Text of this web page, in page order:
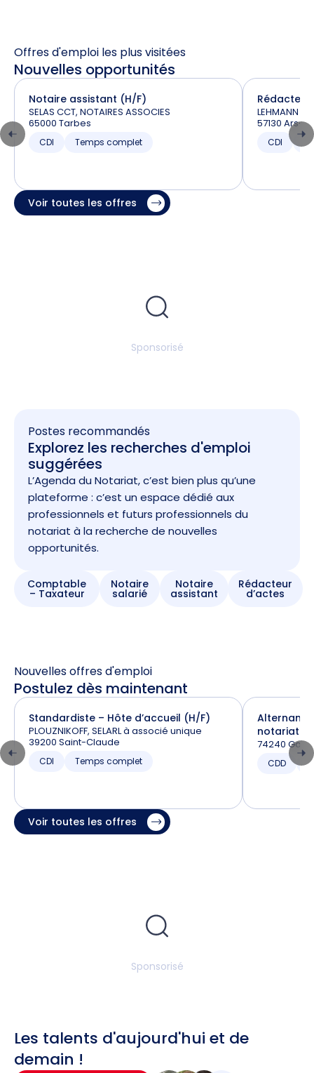
Offres d'emploi les plus visitées
Nouvelles opportunités
Notaire assistant (H/F)
SELAS CCT, NOTAIRES ASSOCIES
65000 Tarbes
CDI Temps complet
Rédacteur
LEHMANN
57130 Ars-
CDI
Voir toutes les offres
Sponsorisé
Postes recommandés
Explorez les recherches d'emploi
suggérées
L’Agenda du Notariat, c’est bien plus qu’une
plateforme : c’est un espace dédié aux
professionnels et futurs professionnels du
notariat à la recherche de nouvelles
opportunités.
Comptable
– Taxateur
Notaire
salarié
Notaire
assistant
Rédacteur
d’actes
Nouvelles offres d'emploi
Postulez dès maintenant
Standardiste – Hôte d’accueil (H/F)
PLOUZNIKOFF, SELARL à associé unique
39200 Saint-Claude
CDI Temps complet
notariat
74240
CDD
Voir toutes les offres
Sponsorisé
Les talents d'aujourd'hui et de
demain !